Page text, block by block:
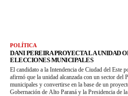
POLÍTICA
DANI PEREIRA PROYECTA LA UNIDAD
ELECCIONES MUNICIPALES
El candidato a la Intendencia de Ciudad del Este
afirmó que la unidad alcanzada con un sector del
municipales y convertirse en la base de un
Gobernación de Alto Paraná y la Presidencia de